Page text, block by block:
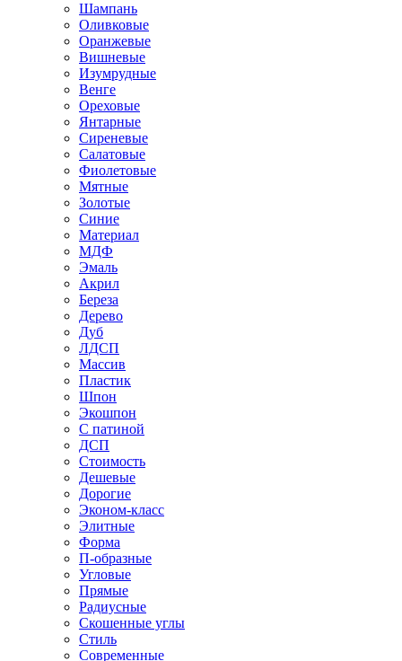
Шампань
Оливковые
Оранжевые
Вишневые
Изумрудные
Венге
Ореховые
Янтарные
Сиреневые
Салатовые
Фиолетовые
Мятные
Золотые
Синие
Материал
МДФ
Эмаль
Акрил
Береза
Дерево
Дуб
ЛДСП
Массив
Пластик
Шпон
Экошпон
С патиной
ДСП
Стоимость
Дешевые
Дорогие
Эконом-класс
Элитные
Форма
П-образные
Угловые
Прямые
Радиусные
Скошенные углы
Стиль
Современные